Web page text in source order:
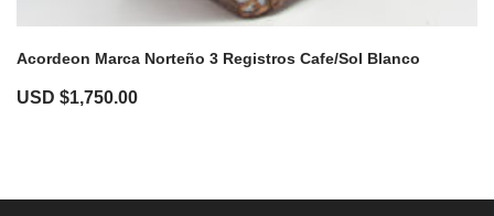
Acordeon Marca Norteño 3 Registros Cafe/Sol Blanco
USD $1,750.00